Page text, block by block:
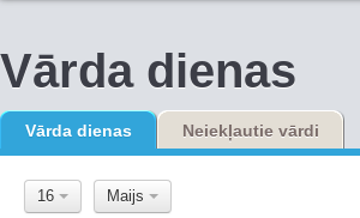
Vārda dienas
Vārda dienas Neiekļautie vārdi
16 Maijs